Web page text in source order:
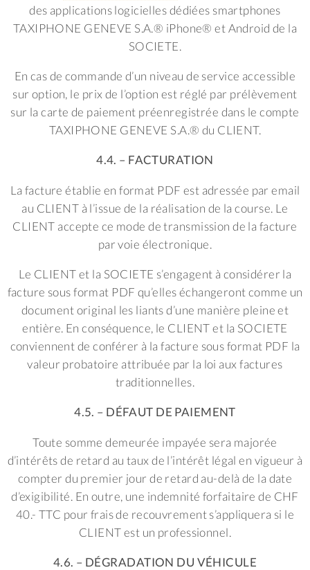
des applications logicielles dédiées smartphones
TAXIPHONE GENEVE S.A.® iPhone® et Android de la
SOCIETE.
En cas de commande d’un niveau de service accessible
sur option, le prix de l’option est réglé par prélèvement
sur la carte de paiement préenregistrée dans le compte
TAXIPHONE GENEVE S.A.® du CLIENT.
4.4. – FACTURATION
La facture établie en format PDF est adressée par email
au CLIENT à l’issue de la réalisation de la course. Le
CLIENT accepte ce mode de transmission de la facture
par voie électronique.
Le CLIENT et la SOCIETE s’engagent à considérer la
facture sous format PDF qu’elles échangeront comme un
document original les liants d’une manière pleine et
entière. En conséquence, le CLIENT et la SOCIETE
conviennent de conférer à la facture sous format PDF la
valeur probatoire attribuée par la loi aux factures
traditionnelles.
4.5. – DÉFAUT DE PAIEMENT
Toute somme demeurée impayée sera majorée
d’intérêts de retard au taux de l’intérêt légal en vigueur à
compter du premier jour de retard au-delà de la date
d’exigibilité. En outre, une indemnité forfaitaire de CHF
40.- TTC pour frais de recouvrement s’appliquera si le
CLIENT est un professionnel.
4.6. – DÉGRADATION DU VÉHICULE